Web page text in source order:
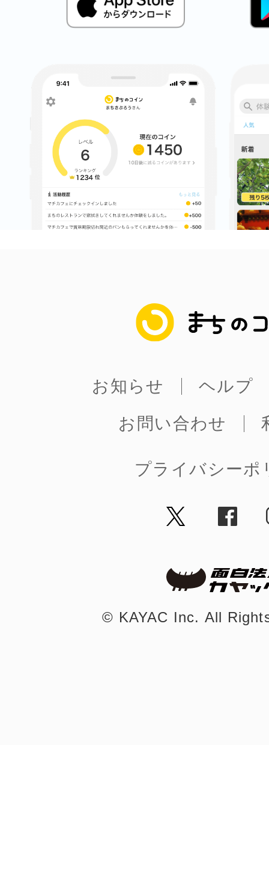
まちのコイン
お知らせ
ヘルプ
お問い合わせ
プライバシーポ
©︎ KAYAC Inc. All